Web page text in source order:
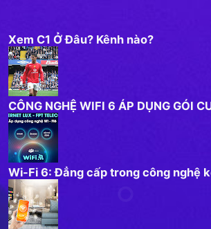
Xem C1 Ở Đâu? Kênh nào?
CÔNG NGHỆ WIFI 6 ÁP DỤNG GÓI
Wi-Fi 6: Đẳng cấp trong công nghệ